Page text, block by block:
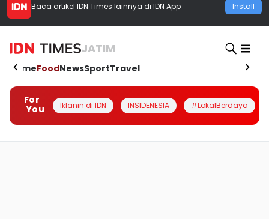
Baca artikel IDN Times lainnya di IDN App Install
JATIM
HomeFoodNewsSportTravel
For
You
Iklanin di IDN INSIDENESIA #LokalBerdaya